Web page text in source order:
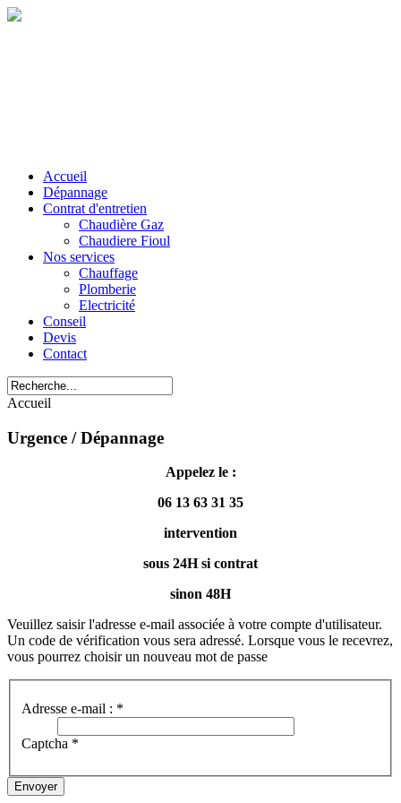
Accueil
Dépannage
Contrat d'entretien
Chaudière Gaz
Chaudiere Fioul
Nos services
Chauffage
Plomberie
Electricité
Conseil
Devis
Contact
Accueil
Urgence / Dépannage
Appelez le :
06 13 63 31 35
intervention
sous 24H si contrat
sinon 48H
Veuillez saisir l'adresse e-mail associée à votre compte d'utilisateur.
Un code de vérification vous sera adressé. Lorsque vous le recevrez,
vous pourrez choisir un nouveau mot de passe
Adresse e-mail : *
Captcha *
Envoyer